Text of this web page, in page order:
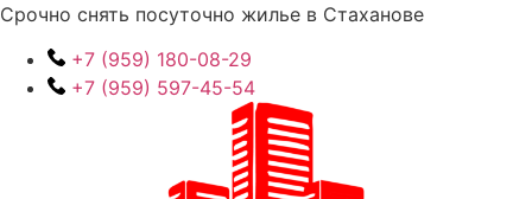
Перейти
содержимому
Срочно снять посуточно жилье в Стаханове
+7 (959) 180-08-29
+7 (959) 597-45-54